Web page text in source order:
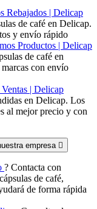
Rebajados | Delicap
de café en Delicap.
y envío rápido
Productos | Delicap
de café en
con envío
| Delicap
en Delicap. Los
al mejor precio y con
empresa 
? Contacta con
de café,
de forma rápida